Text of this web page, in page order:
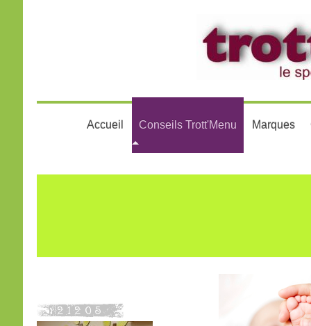
Accueil Conseils Trott'Menu Marques